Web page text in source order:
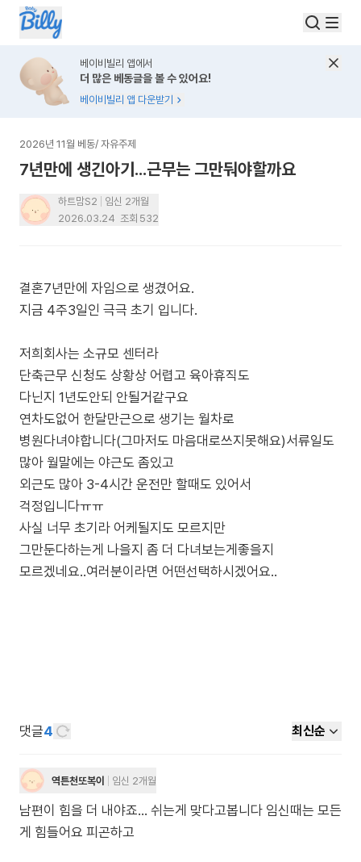
베이비빌리 앱에서
더 많은 베동글을 볼 수 있어요!
베이비빌리 앱 다운받기
2026년 11월 베동/ 자유주제
7년만에 생긴아기...근무는 그만둬야할까요
하트맘S2
임신 2개월
2026.03.24 조회 532
결혼7년만에 자임으로 생겼어요.
지금 4주3일인 극극 초기 입니다.
저희회사는 소규모 센터라
단축근무 신청도 상황상 어렵고 육아휴직도
다닌지 1년도안되 안될거같구요
연차도없어 한달만근으로 생기는 월차로
병원다녀야합니다(그마저도 마음대로쓰지못해요)서류일도
많아 월말에는 야근도 좀있고
외근도 많아 3-4시간 운전만 할때도 있어서
걱정입니다ㅠㅠ
사실 너무 초기라 어케될지도 모르지만
그만둔다하는게 나을지 좀 더 다녀보는게좋을지
댓글4 최신순
역튼천또복이 임신 2개월
남편이 힘을 더 내야죠... 쉬는게 맞다고봅니다 임신때는 모든
게 힘들어요 피곤하고